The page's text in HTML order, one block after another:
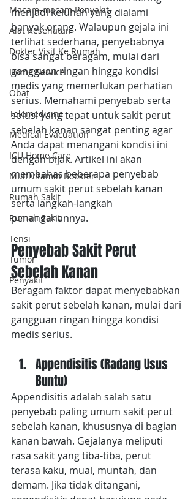
Macam-macam Penyakit
Alat Kesehatan
Dokter Visit Ke Rumah
Home Service
Obat
Telemedicine
Medical Evacuation
ICU Home Care
Multivitamin Booster
Rumah Sakit
Rumah Sakit
Tensi
Tumor
Penyakit
menjadi keluhan yang dialami
banyak orang. Walaupun gejala ini
terlihat sederhana, penyebabnya
bisa sangat beragam, mulai dari
gangguan ringan hingga kondisi
medis yang memerlukan perhatian
serius. Memahami penyebab serta
solusi yang tepat untuk sakit perut
sebelah kanan sangat penting agar
Anda dapat menangani kondisi ini
dengan bijak. Artikel ini akan
membahas beberapa penyebab
umum sakit perut sebelah kanan
serta langkah-langkah
penanganannya.
Penyebab Sakit Perut
Sebelah Kanan
Beragam faktor dapat menyebabkan
sakit perut sebelah kanan, mulai dari
gangguan ringan hingga kondisi
medis serius.
Appendisitis (Radang Usus
Buntu)
Appendisitis adalah salah satu
penyebab paling umum sakit perut
sebelah kanan, khususnya di bagian
kanan bawah. Gejalanya meliputi
rasa sakit yang tiba-tiba, perut
terasa kaku, mual, muntah, dan
demam. Jika tidak ditangani,